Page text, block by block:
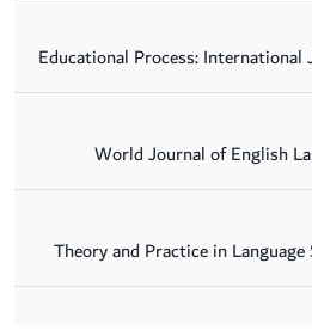
Educational Process:
World Journal of English
Theory and Practice in